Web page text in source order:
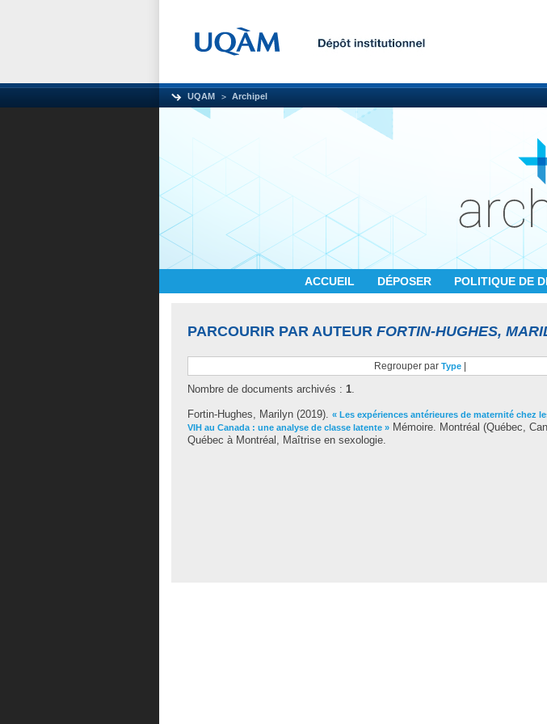
UQAM Archipel
ACCUEIL DÉPOSER POLITIQUE DE
PARCOURIR PAR AUTEUR FORTIN-HUGHES,
Regrouper par Type
Nombre de documents archivés : 1.
Fortin-Hughes, Marilyn (2019). « Les expériences antérieures de maternité chez
VIH au Canada : une analyse de classe latente » Mémoire. Montréal (Québec,
Québec à Montréal, Maîtrise en sexologie.